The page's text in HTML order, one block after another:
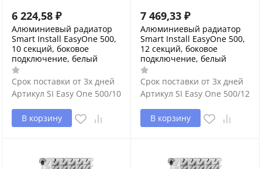
6 224,58 ₽
Алюминиевый радиатор
Smart Install EasyOne 500,
10 секций, боковое
подключение, белый
Срок поставки от 3х дней
Артикул SI Easy One 500/10
В корзину
7 469,33 ₽
Алюминиевый радиатор
Smart Install EasyOne 500,
12 секций, боковое
подключение, белый
Срок поставки от 3х дней
Артикул SI Easy One 500/12
В корзину